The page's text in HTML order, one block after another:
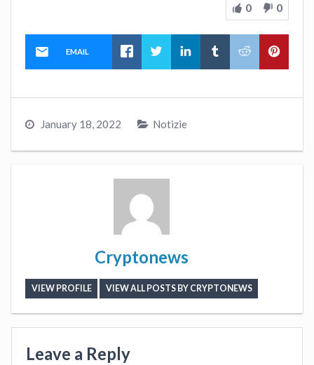
0 0
EMAIL
January 18, 2022 Notizie
Cryptonews
VIEW PROFILE VIEW ALL POSTS BY CRYPTONEWS
Leave a Reply